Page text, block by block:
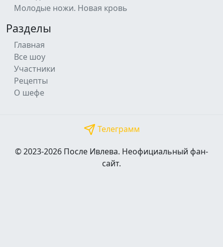
Молодые ножи. Новая кровь
Разделы
Главная
Все шоу
Участники
Рецепты
О шефе
Телеграмм
© 2023-2026 После Ивлева. Неофициальный фан-
сайт.